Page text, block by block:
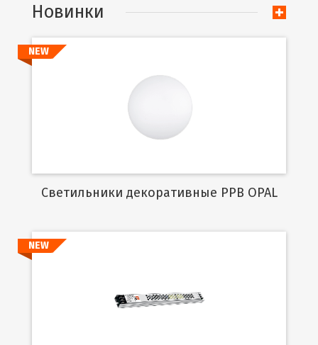
Новинки
NEW
Cветильники декоративные PPB OPAL
Подробнее
NEW